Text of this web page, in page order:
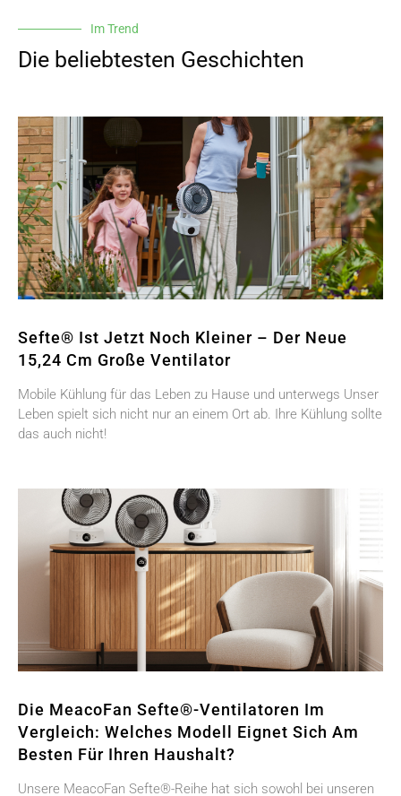
Im Trend
Die beliebtesten Geschichten
Sefte® Ist Jetzt Noch Kleiner – Der Neue
15,24 Cm Große Ventilator
Mobile Kühlung für das Leben zu Hause und unterwegs Unser
Leben spielt sich nicht nur an einem Ort ab. Ihre Kühlung sollte
das auch nicht!
Die MeacoFan Sefte®-Ventilatoren Im
Vergleich: Welches Modell Eignet Sich Am
Besten Für Ihren Haushalt?
Unsere MeacoFan Sefte®-Reihe hat sich sowohl bei unseren